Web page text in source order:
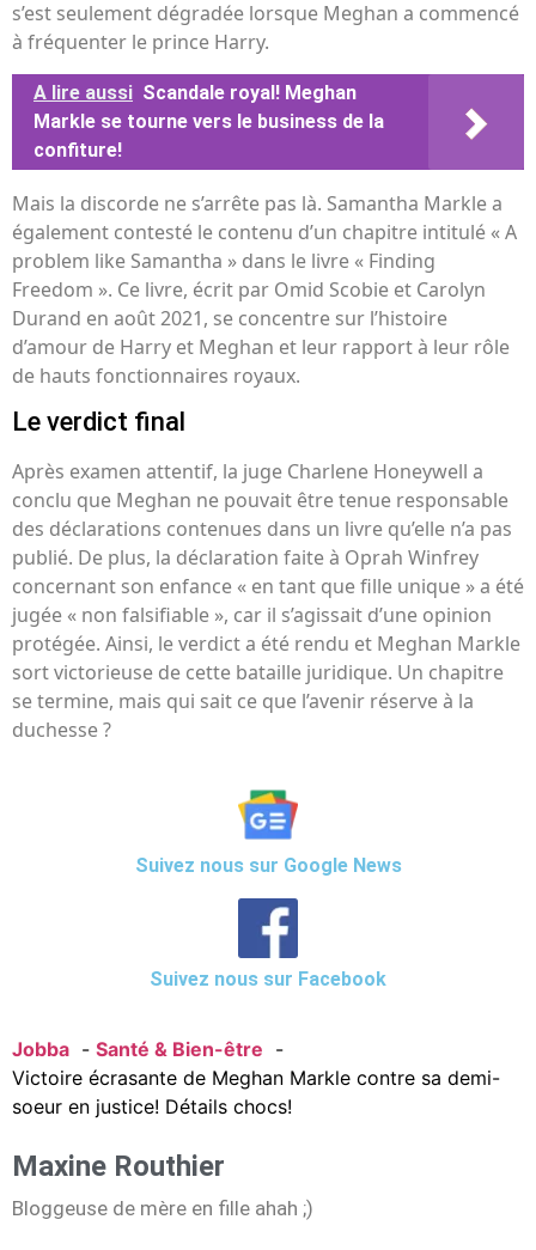
s’est seulement dégradée lorsque Meghan a commencé
à fréquenter le prince Harry.
A lire aussi Scandale royal! Meghan
Markle se tourne vers le business de la
confiture!
Mais la discorde ne s’arrête pas là. Samantha Markle a
également contesté le contenu d’un chapitre intitulé « A
problem like Samantha » dans le livre « Finding
Freedom ». Ce livre, écrit par Omid Scobie et Carolyn
Durand en août 2021, se concentre sur l’histoire
d’amour de Harry et Meghan et leur rapport à leur rôle
de hauts fonctionnaires royaux.
Le verdict final
Après examen attentif, la juge Charlene Honeywell a
conclu que Meghan ne pouvait être tenue responsable
des déclarations contenues dans un livre qu’elle n’a pas
publié. De plus, la déclaration faite à Oprah Winfrey
concernant son enfance « en tant que fille unique » a été
jugée « non falsifiable », car il s’agissait d’une opinion
protégée. Ainsi, le verdict a été rendu et Meghan Markle
sort victorieuse de cette bataille juridique. Un chapitre
se termine, mais qui sait ce que l’avenir réserve à la
duchesse ?
Suivez nous sur Google News
Suivez nous sur Facebook
Jobba
Santé & Bien-être
Victoire écrasante de Meghan Markle contre sa demi-
soeur en justice! Détails chocs!
Maxine Routhier
Bloggeuse de mère en fille ahah ;)